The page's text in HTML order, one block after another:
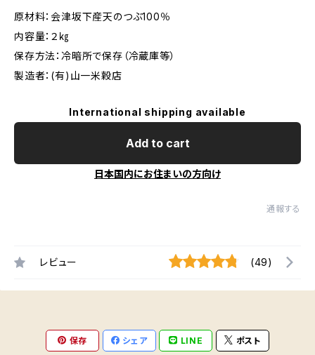
原材料：会津坂下産天のつぶ100％
内容量：２㎏
保存方法：冷暗所で保存（冷蔵庫等）
製造者：(有)山一米穀店
International shipping available
Add to cart
日本国内にお住まいの方向け
通報する
レビュー (49)
保存 シェア LINE ポスト